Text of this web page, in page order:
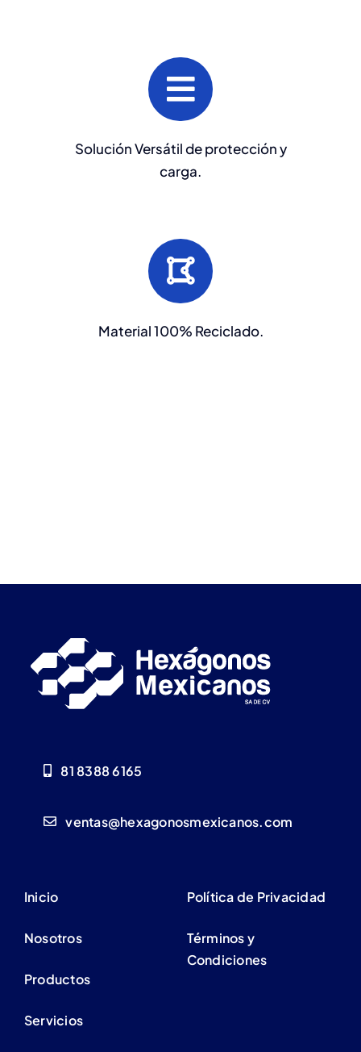
Solución Versátil de protección y
carga.
Material 100% Reciclado.
81 8388 6165
ventas@hexagonosmexicanos.com
Inicio
Nosotros
Productos
Servicios
Política de Privacidad
Términos y
Condiciones